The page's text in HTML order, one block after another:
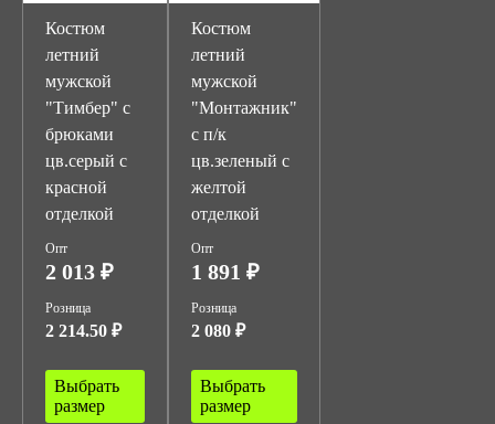
Костюм
летний
мужской
"Тимбер" с
брюками
цв.серый с
красной
отделкой
Опт
2 013 ₽
Розница
2 214.50 ₽
Выбрать
размер
Костюм
летний
мужской
"Монтажник"
с п/к
цв.зеленый с
желтой
отделкой
Опт
1 891 ₽
Розница
2 080 ₽
Выбрать
размер